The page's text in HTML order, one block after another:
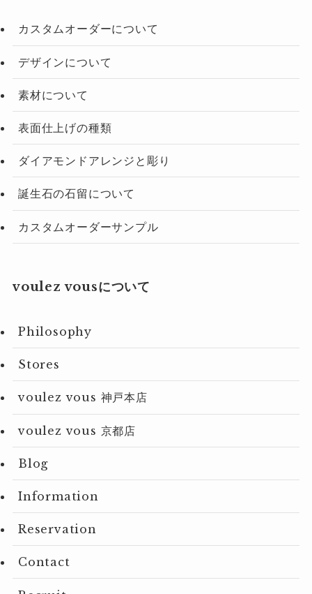
カスタムオーダーについて
デザインについて
素材について
表面仕上げの種類
ダイアモンドアレンジと彫り
誕生石の石留について
カスタムオーダーサンプル
voulez vousについて
Philosophy
Stores
voulez vous 神戸本店
voulez vous 京都店
Blog
Information
Reservation
Contact